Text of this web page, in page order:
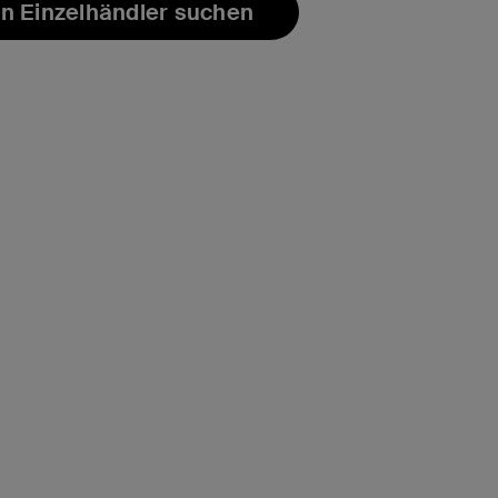
Einzelhändler suchen